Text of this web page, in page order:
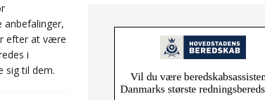
med op til
anbefalinger,
efter at være
i
sig til dem.